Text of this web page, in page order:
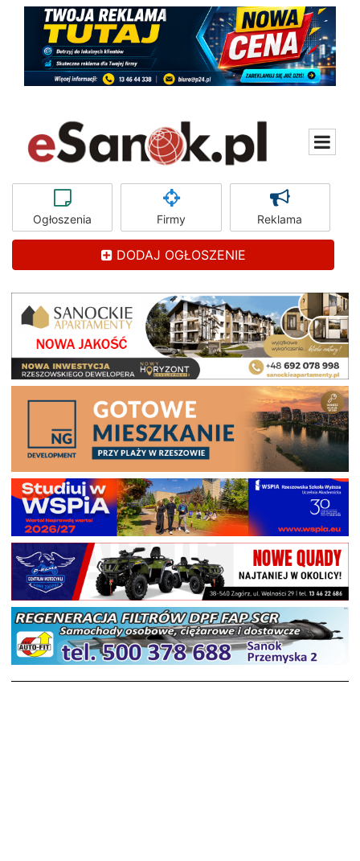
Ogłoszenia Firmy Reklama
DODAJ OGŁOSZENIE